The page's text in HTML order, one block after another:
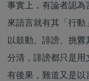
事實上，有論者認為
來語言就有其「行
以鼓動、誹謗、挑
分清，誹謗都只是用
有後果，難道又是以